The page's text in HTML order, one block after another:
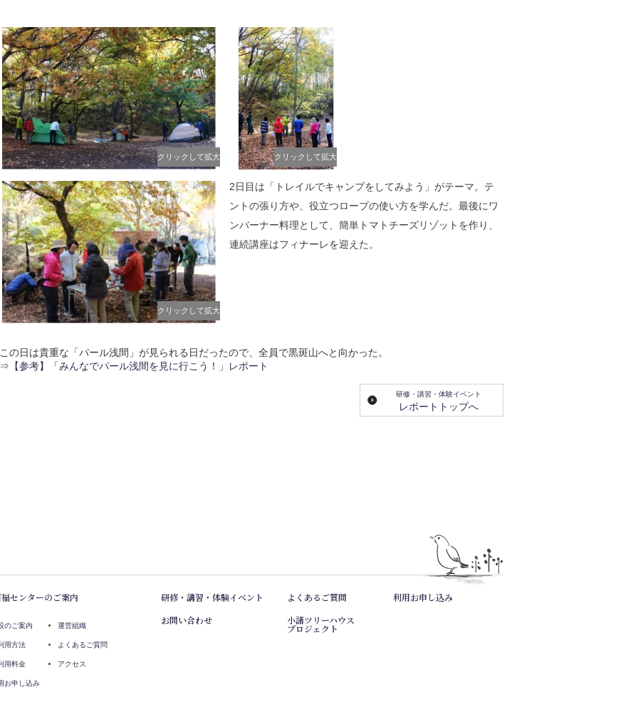
クリックして拡大 クリックして拡大
クリックして拡大
2日目は「トレイルでキャンプをしてみよう」がテーマ。テ
ントの張り方や、役立つロープの使い方を学んだ。最後にワ
ンバーナー料理として、簡単トマトチーズリゾットを作り、
連続講座はフィナーレを迎えた。
の日は貴重な「パール浅間」が見られる日だったので、全員で黒斑山へと向かった。
⇒【参考】「みんなでパール浅間を見に行こう！」レポート
研修・講習・体験イベント
レポートトップへ
センターのご案内
のご案内
用方法
用料金
お申し込み
運営組織
よくあるご質問
アクセス
研修・講習・体験イベント よくあるご質問
利用お申し込み
お問い合わせ
小諸ツリーハウス
プロジェクト